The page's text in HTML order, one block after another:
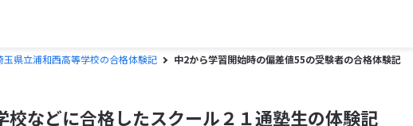
玉県立浦和西高等学校の合格体験記 中2から学習開始時の偏差値55の受験者の合格体験記
校などに合格したスクール２１通塾生の体験記